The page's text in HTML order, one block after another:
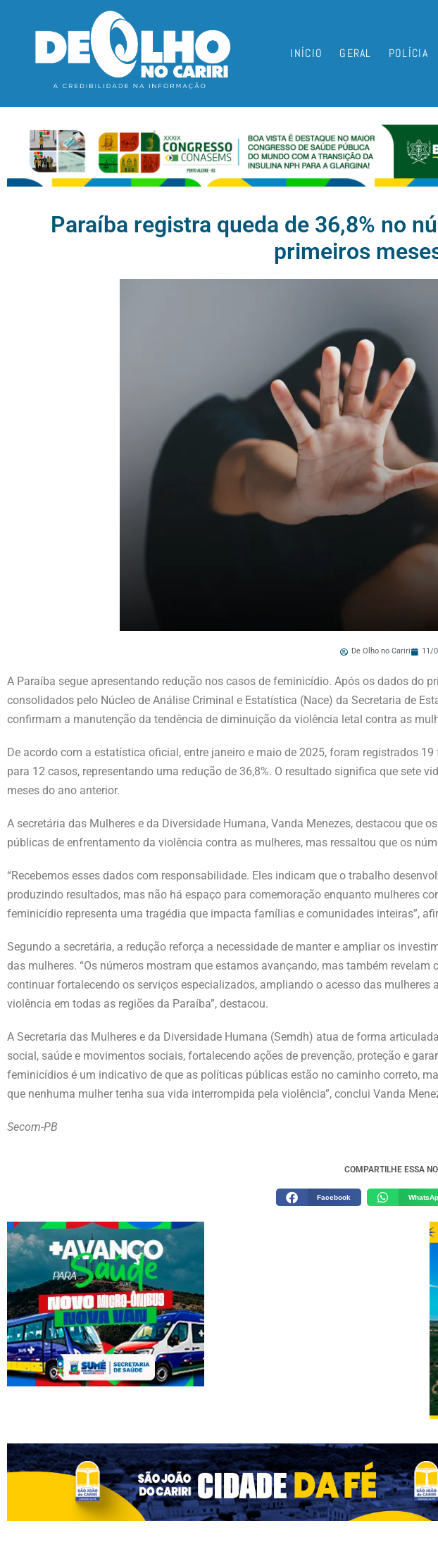
INÍCIO GERAL POLÍCIA
Paraíba registra queda de 36,8% no
primeiros
De Olho no Cariri 11/
A Paraíba segue apresentando redução nos casos de feminicídio. Após os dados do
consolidados pelo Núcleo de Análise Criminal e Estatística (Nace) da Secretaria de
confirmam a manutenção da tendência de diminuição da violência letal contra as
De acordo com a estatística oficial, entre janeiro e maio de 2025, foram registrados
para 12 casos, representando uma redução de 36,8%. O resultado significa que sete
meses do ano anterior.
A secretária das Mulheres e da Diversidade Humana, Vanda Menezes, destacou
públicas de enfrentamento da violência contra as mulheres, mas ressaltou que os
“Recebemos esses dados com responsabilidade. Eles indicam que o trabalho
produzindo resultados, mas não há espaço para comemoração enquanto mulheres
feminicídio representa uma tragédia que impacta famílias e comunidades inteiras”,
Segundo a secretária, a redução reforça a necessidade de manter e ampliar os
das mulheres. “Os números mostram que estamos avançando, mas também
continuar fortalecendo os serviços especializados, ampliando o acesso das
violência em todas as regiões da Paraíba”, destacou.
A Secretaria das Mulheres e da Diversidade Humana (Semdh) atua de forma
social, saúde e movimentos sociais, fortalecendo ações de prevenção, proteção e
feminicídios é um indicativo de que as políticas públicas estão no caminho correto,
que nenhuma mulher tenha sua vida interrompida pela violência”, conclui Vanda
Secom-PB
COMPARTILHE ESSA
Facebook